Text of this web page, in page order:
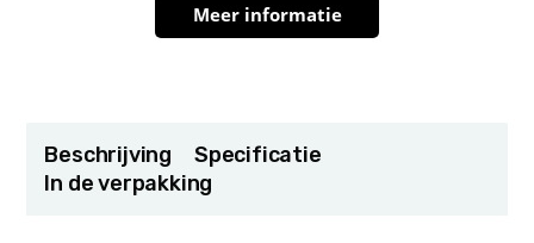
Meer informatie
Beschrijving
Specificatie
In de verpakking